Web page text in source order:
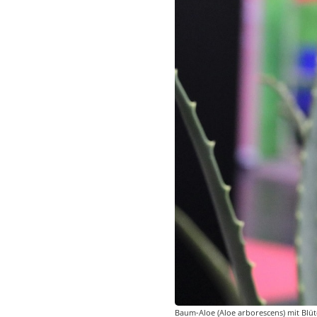
Baum-Aloe (Aloe arborescens) mit